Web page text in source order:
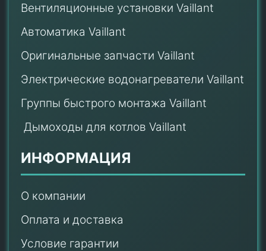
Вентиляционные установки Vaillant
Автоматика Vaillant
Оригинальные запчасти Vaillant
Электрические водонагреватели Vaillant
Группы быстрого монтажа Vaillant
Дымоходы для котлов Vaillant
ИНФОРМАЦИЯ
О компании
Оплата и доставка
Условие гарантии